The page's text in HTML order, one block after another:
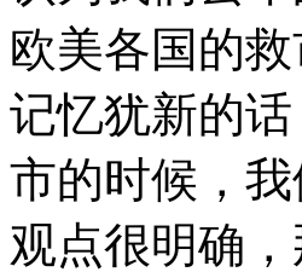
欧美各国的
记忆犹新的
市的时候，
观点很明确